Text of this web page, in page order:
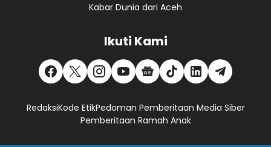
Kabar Dunia dari Aceh
Ikuti Kami
RedaksiKode EtikPedoman Pemberitaan Media Siber
Pemberitaan Ramah Anak